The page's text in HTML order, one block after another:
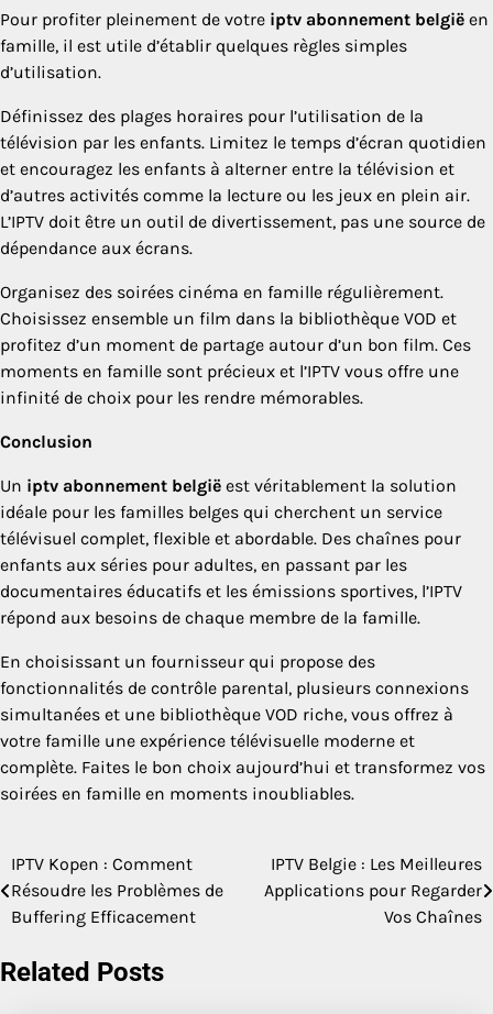
Pour profiter pleinement de votre iptv abonnement belgië en
famille, il est utile d’établir quelques règles simples
d’utilisation.
Définissez des plages horaires pour l’utilisation de la
télévision par les enfants. Limitez le temps d’écran quotidien
et encouragez les enfants à alterner entre la télévision et
d’autres activités comme la lecture ou les jeux en plein air.
L’IPTV doit être un outil de divertissement, pas une source de
dépendance aux écrans.
Organisez des soirées cinéma en famille régulièrement.
Choisissez ensemble un film dans la bibliothèque VOD et
profitez d’un moment de partage autour d’un bon film. Ces
moments en famille sont précieux et l’IPTV vous offre une
infinité de choix pour les rendre mémorables.
Conclusion
Un iptv abonnement belgië est véritablement la solution
idéale pour les familles belges qui cherchent un service
télévisuel complet, flexible et abordable. Des chaînes pour
enfants aux séries pour adultes, en passant par les
documentaires éducatifs et les émissions sportives, l’IPTV
répond aux besoins de chaque membre de la famille.
En choisissant un fournisseur qui propose des
fonctionnalités de contrôle parental, plusieurs connexions
simultanées et une bibliothèque VOD riche, vous offrez à
votre famille une expérience télévisuelle moderne et
complète. Faites le bon choix aujourd’hui et transformez vos
soirées en famille en moments inoubliables.
Post
navigation
IPTV Kopen : Comment
Résoudre les Problèmes de
Buffering Efficacement
IPTV Belgie : Les Meilleures
Applications pour Regarder
Vos Chaînes
Related Posts